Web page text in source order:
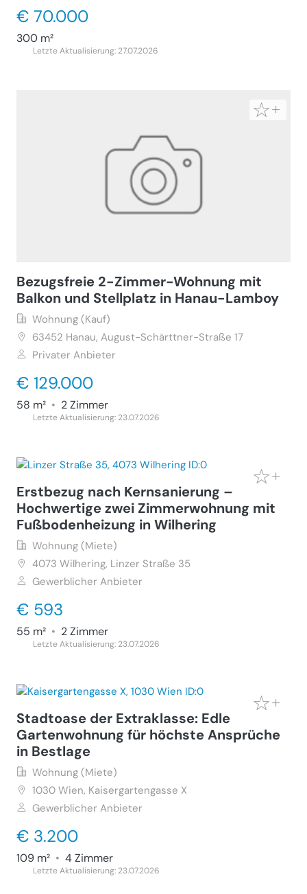
€ 70.000
300 m²
Letzte Aktualisierung: 27.07.2026
Bezugsfreie 2-Zimmer-Wohnung mit
Balkon und Stellplatz in Hanau-Lamboy
Wohnung (Kauf)
63452 Hanau, August-Schärttner-Straße 17
Privater Anbieter
€ 129.000
58 m² • 2 Zimmer
Letzte Aktualisierung: 23.07.2026
Erstbezug nach Kernsanierung –
Hochwertige zwei Zimmerwohnung mit
Fußbodenheizung in Wilhering
Wohnung (Miete)
4073 Wilhering, Linzer Straße 35
Gewerblicher Anbieter
€ 593
55 m² • 2 Zimmer
Letzte Aktualisierung: 23.07.2026
Stadtoase der Extraklasse: Edle
Gartenwohnung für höchste Ansprüche
in Bestlage
Wohnung (Miete)
1030 Wien, Kaisergartengasse X
Gewerblicher Anbieter
€ 3.200
109 m² • 4 Zimmer
Letzte Aktualisierung: 23.07.2026